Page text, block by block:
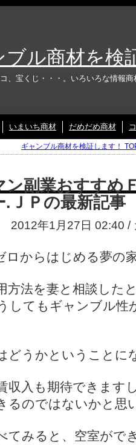
ブル商材を検
、宝くじ・・・。いろいろな情報
いまいち商材 だめだめ商材
ギャンブル商材を検証します！
ン副業おすすめ
.ＪＰの最新記事
2012年1月27日 02:40 /
ロからはじめる夢の
方法を妻と相談した
してもギャンブル性
どうかということに
収入も期待できます
るのではないかと思
てみると、空室がで